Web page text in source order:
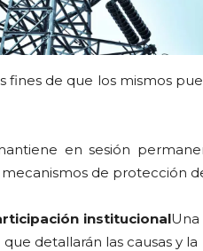
fines de que los mismos
en sesión
de protección
institucional
que detallarán las causas y